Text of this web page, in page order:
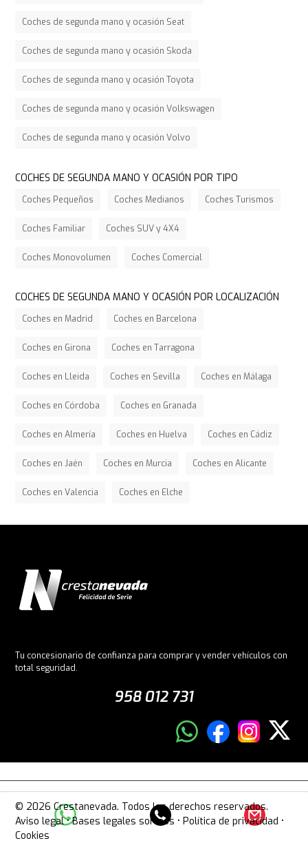
Coches de segunda mano y ocasión Seat
Coches de segunda mano y ocasión Skoda
Coches de segunda mano y ocasión Toyota
Coches de segunda mano y ocasión Volkswagen
Coches de segunda mano y ocasión Volvo
COCHES DE SEGUNDA MANO Y OCASIÓN POR TIPO
Coches Pequeños Coches Medianos Coches Turismos
Coches Familiar Coches SUV y 4X4
Coches Monovolumen Coches Comercial
COCHES DE SEGUNDA MANO Y OCASIÓN POR LOCALIZACIÓN
Coches en Madrid Coches en Barcelona
Coches en Girona Coches en Tarragona
Coches en Lleida Coches en Sevilla Coches en Málaga
Coches en Córdoba Coches en Granada
Coches en Almería Coches en Huelva Coches en Cádiz
Coches en Jaén Coches en Murcia Coches en Alicante
Coches en Valencia Coches en Elche
Tu concesionario de confianza para comprar y vender vehículos con
total seguridad.
958 012 731
© 2026 Crestanevada. Todos los derechos reservados.
Aviso legal•Bases legales sorteos •Política de privacidad •
Cookies